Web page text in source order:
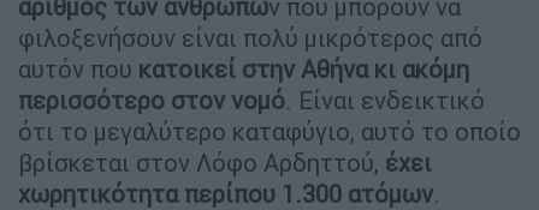
αριθμός των ανθρώπων που μπορούν να
φιλοξενήσουν είναι πολύ μικρότερος από
αυτόν που κατοικεί στην Αθήνα κι ακόμη
περισσότερο στον νομό. Είναι ενδεικτικό
ότι το μεγαλύτερο καταφύγιο, αυτό το οποίο
βρίσκεται στον Λόφο Αρδηττού, έχει
χωρητικότητα περίπου 1.300 ατόμων.